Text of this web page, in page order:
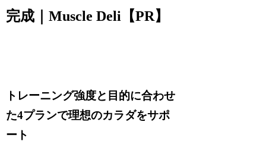
完成｜Muscle Deli【PR】
トレーニング強度と目的に合わせ
た4プランで理想のカラダをサポ
ート